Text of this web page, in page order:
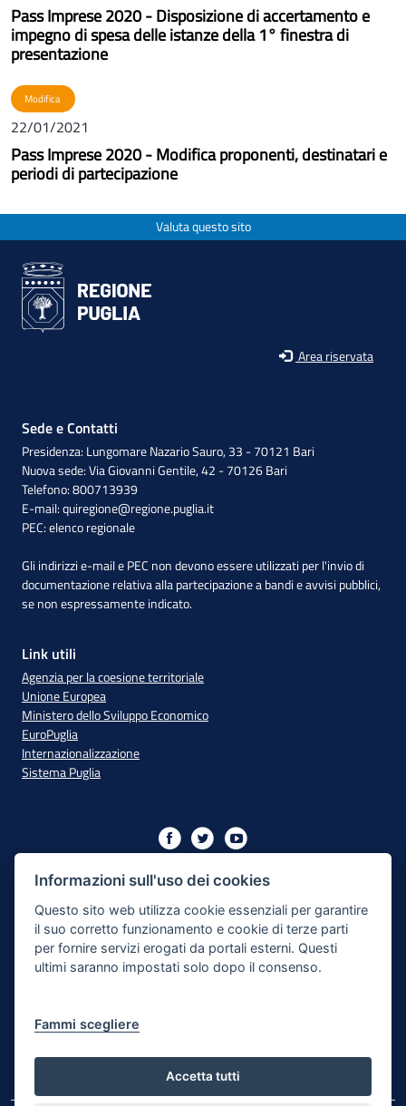
Pass Imprese 2020 - Disposizione di accertamento e
impegno di spesa delle istanze della 1° finestra di
presentazione
Modifica
22/01/2021
Pass Imprese 2020 - Modifica proponenti, destinatari e
periodi di partecipazione
Valuta questo sito
Area riservata
Sede e Contatti
Presidenza: Lungomare Nazario Sauro, 33 - 70121 Bari
Nuova sede: Via Giovanni Gentile, 42 - 70126 Bari
Telefono: 800713939
E-mail:quiregione@regione.puglia.it
PEC:elenco regionale
Gli indirizzi e-mail e PEC non devono essere utilizzati per l'invio di
documentazione relativa alla partecipazione a bandi e avvisi pubblici,
se non espressamente indicato.
Link utili
Agenzia per la coesione territoriale
Unione Europea
Ministero dello Sviluppo Economico
EuroPuglia
Internazionalizzazione
Sistema Puglia
XIII
Dichiarazione di Accessibilità
Note Legali
Informazioni sull'uso dei cookies
Questo sito web utilizza cookie essenziali per garantire
il suo corretto funzionamento e cookie di terze parti
per fornire servizi erogati da portali esterni. Questi
ultimi saranno impostati solo dopo il consenso.
Fammi scegliere
Accetta tutti